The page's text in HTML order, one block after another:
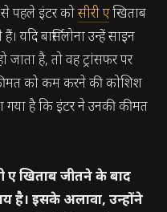
से पहले इंटर कोसीरी एखिताब
यदि बार्सिलोना उन्हें साइन
है, तो वह ट्रांसफर पर
को कम करने की कोशिश
है कि इंटर ने उनकी कीमत
ए खिताब जीतने के बाद
है। इसके अलावा, उन्होंने